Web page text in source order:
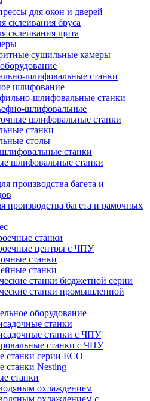
для окон и дверей
склеивания бруса
склеивания щита
сушильные камеры
шлифовальные станки
шлифование
шлифовальные станки
шлифовальные
шлифовальные станки
станки
столы
станки
шлифовальные станки
производства багета и
производства багета и рамочных
станки
центры с ЧПУ
станки
станки
станки бюджетной серии
станки промышленной
оборудование
станки
станки с ЧПУ
станки с ЧПУ
станки серии ECO
станки Nesting
станки
охлаждением
охлаждением с